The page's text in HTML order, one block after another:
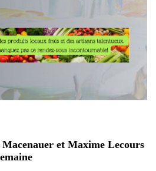
et Maxime Lecours